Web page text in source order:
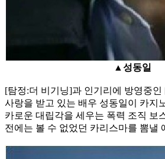
▲성동일
[탐정:더 비기닝]과 인기리에 방영중인
사랑을 받고 있는 배우 성동일이 카지
카로운 대립각을 세우는 폭력 조직 보
전에는 볼 수 없었던 카리스마를 뽐낼